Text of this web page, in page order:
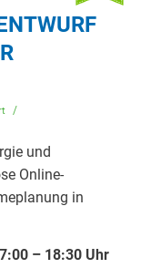
/
und
Online-
in
– 18:30 Uhr